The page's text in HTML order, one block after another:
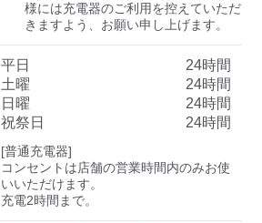
様には充電器のご利用を控えていただ
きますよう、お願い申し上げます。
平日
24時間
土曜
24時間
日曜
24時間
祝祭日
24時間
[普通充電器]
コンセントは店舗の営業時間内のみお使
いいただけます。
充電2時間まで。